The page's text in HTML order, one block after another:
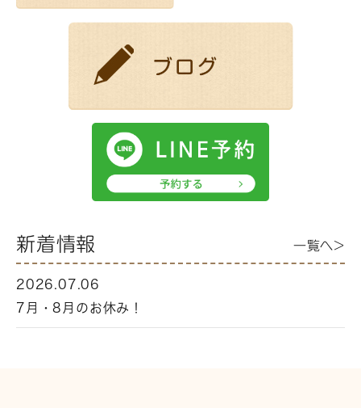
新着情報 一覧へ>
2026.07.06
7月・8月のお休み！